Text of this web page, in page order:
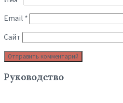
Email *
Сайт
Руководство